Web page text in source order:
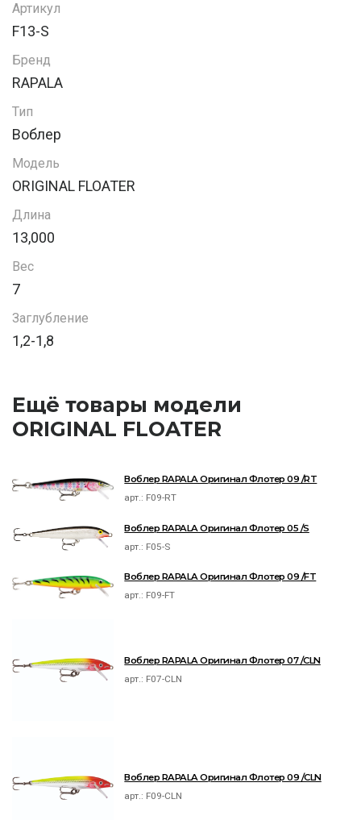
Артикул
F13-S
Бренд
RAPALA
Тип
Воблер
Модель
ORIGINAL FLOATER
Длина
13,000
Вес
7
Заглубление
1,2-1,8
Ещё товары модели
ORIGINAL FLOATER
Воблер RAPALA Оригинал Флотер 09 /RT
арт.: F09-RT
Воблер RAPALA Оригинал Флотер 05 /S
арт.: F05-S
Воблер RAPALA Оригинал Флотер 09 /FT
арт.: F09-FT
Воблер RAPALA Оригинал Флотер 07 /CLN
арт.: F07-CLN
Воблер RAPALA Оригинал Флотер 09 /CLN
арт.: F09-CLN